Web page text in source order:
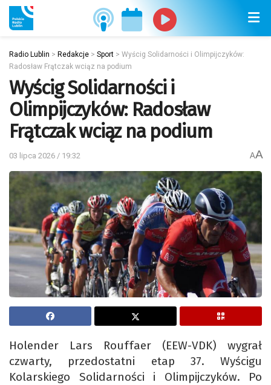
Radio Lublin > Redakcje > Sport > Wyścig Solidarności i Olimpijczyków:
Radosław Frątczak wciąz na podium
Wyścig Solidarności i
Olimpijczyków: Radosław
Frątczak wciąz na podium
03 lipca 2026 / 19:32 AA
Holender Lars Rouffaer (EEW-VDK) wygrał
czwarty, przedostatni etap 37. Wyścigu
Kolarskiego Solidarności i Olimpijczyków. Po